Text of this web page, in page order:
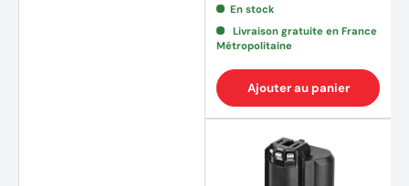
En stock
Livraison gratuite en France
Métropolitaine
Ajouter au panier